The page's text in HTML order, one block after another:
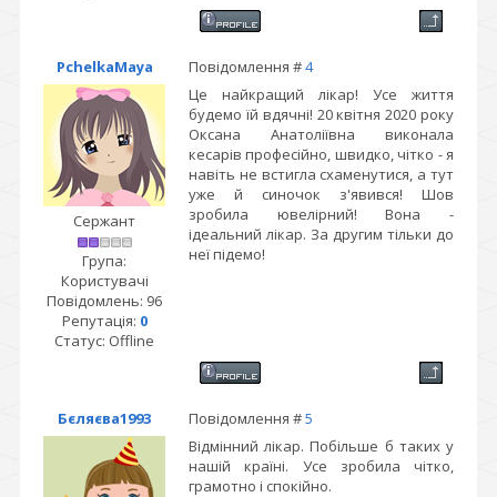
PchelkaMaya Повідомлення #4
Сержант
Група:
Користувачі
Повідомлень: 96
Репутація: 0
Статус: Offline
Це найкращий лікар! Усе життя
будемо їй вдячні! 20 квітня 2020 року
Оксана Анатоліївна виконала
кесарів професійно, швидко, чітко - я
навіть не встигла схаменутися, а тут
уже й синочок з'явився! Шов
зробила ювелірний! Вона -
ідеальний лікар. За другим тільки до
неї підемо!
Бєляєва1993 Повідомлення #5
Відмінний лікар. Побільше б таких у
нашій країні. Усе зробила чітко,
грамотно і спокійно.